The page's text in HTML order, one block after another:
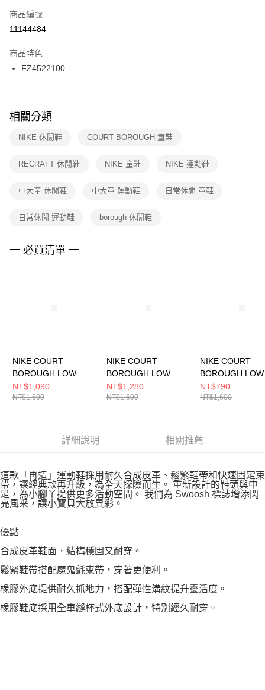
【「AFTEE先享後付」結帳流程】
１．於結帳方式選擇「AFTEE先享後付」後，將跳轉至「AFTEE先享後付」
２．訂單成立數日內，您將收到繳費通知簡訊。
３．收到繳費通知簡訊後14天內，點擊此簡訊中的連結，可透過四大超商／
ATM／網路銀行／等多元方式進行付款，方視為交易完成。
※ 交易是否成功請以「AFTEE先享後付 」之結帳頁面顯示為準，若有關於
是否繳費成功／繳費後需取消欲退款等相關疑問，請聯繫「AFTEE先享後付
客戶支援中心」
https://netprotections.freshdesk.com/support/home
１．透過由恩沛科技股份有限公司提供之「AFTEE先享後付」服務完成之交
權轉讓予恩沛科技股份有限公司。
３．未成年的使用者請事先徵得法定代理人或監護人之同意方可使用
４．使用「AFTEE先享後付」時，將依據個別帳號之用戶狀況，依本公司即
宅配
每筆NT$100，滿NT$1,500(含以上)免運費
付款後門市自取
每筆NT$100，滿NT$1,500(含以上)免運費
商品編號
11144484
商品特色
FZ4522100
相關分類
NIKE 休閒鞋 COURT BOROUGH 童鞋
RECRAFT 休閒鞋 NIKE 童鞋 NIKE 運動鞋
中大童 休閒鞋 中大童 運動鞋 日常休閒 童鞋
日常休閒 運動鞋 borough 休閒鞋
一 必買清單 一
NIKE COURT
BOROUGH LOW
RECRAFT (PS) 中大
童 休閒鞋 DV5457135
NT$1,090
NT$1,600
NIKE COURT
BOROUGH LOW
RECRAFT (PS) 中大
童 休閒鞋 DV5457104
NT$1,280
NT$1,600
NIKE COURT
BOROUGH LOW
RECRAFT (PS)
童 休閒鞋
NT$790
NT$1,600
詳細說明 相關推薦
這款「再造」運動鞋採用耐久合成皮革、鬆緊鞋帶和快速固定束
帶，讓經典款再升級，為全天探險而生。 重新設計的鞋頭與中
足，為小腳丫提供更多活動空間。 我們為 Swoosh 標誌增添閃
亮風采，讓小寶貝大放異彩。
優點
合成皮革鞋面，結構穩固又耐穿。
鬆緊鞋帶搭配魔鬼氈束帶，穿著更便利。
橡膠外底提供耐久抓地力，搭配彈性溝紋提升靈活度。
橡膠鞋底採用全車縫杯式外底設計，特別經久耐穿。